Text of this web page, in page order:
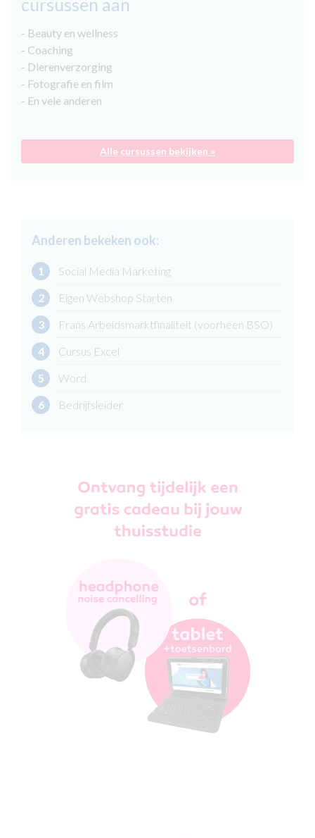
cursussen aan
- Beauty en wellness
- Coaching
- Dierenverzorging
- Fotografie en film
- En vele anderen
Alle cursussen bekijken »
Anderen bekeken ook:
1
Social Media Marketing
2
Eigen Webshop Starten
3
Frans Arbeidsmarktfinaliteit (voorheen BSO)
4
Cursus Excel
5
Word
6
Bedrijfsleider